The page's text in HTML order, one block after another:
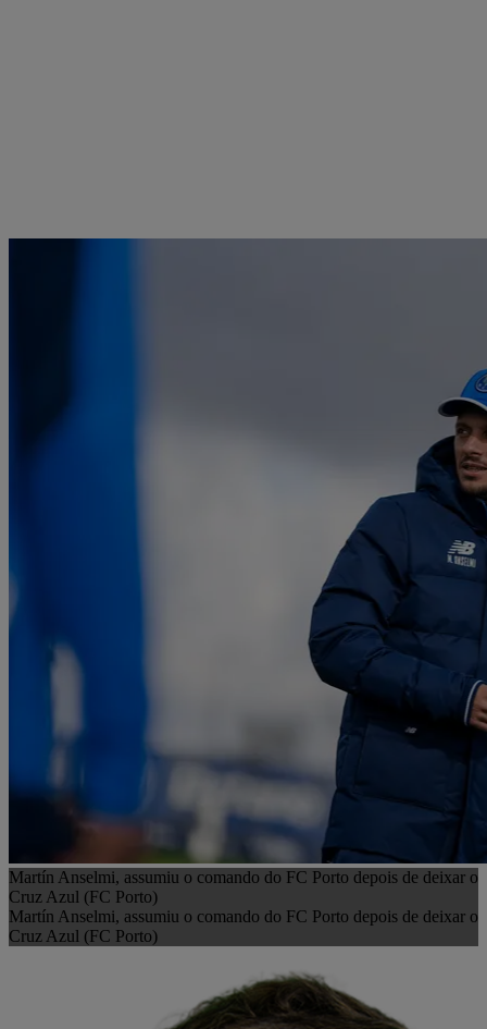
Martín Anselmi, assumiu o comando do FC Porto depois de deixar o
Cruz Azul (FC Porto)
Martín Anselmi, assumiu o comando do FC Porto depois de deixar o
Cruz Azul (FC Porto)